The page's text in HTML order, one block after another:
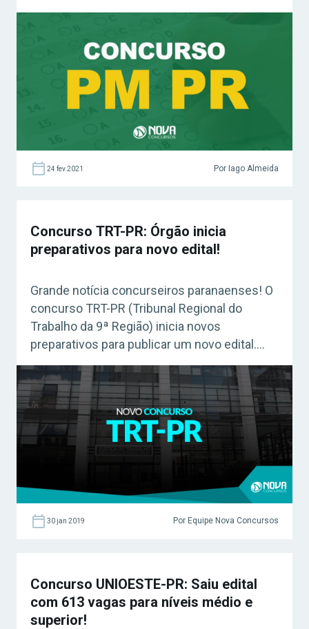
Mauro Moraes, na última segunda-feira (22),
Acesse agora o Curso Grátis INSS 2026!
“Somente após a realização do Concurso
Público […]
24 fev 2021 Por Iago Almeida
Concurso TRT-PR: Órgão inicia
preparativos para novo edital!
Grande notícia concurseiros paranaenses! O
concurso TRT-PR (Tribunal Regional do
Trabalho da 9ª Região) inicia novos
preparativos para publicar um novo edital.
Acesse agora o Curso Grátis INSS 2026!
Preparativos para um novo edital O concurso
TRT-PR prepara para a realização de um novo
certame. A criação de uma Comissão
Examinadora foi submetida ao julgamento […]
30 jan 2019 Por Equipe Nova Concursos
Concurso UNIOESTE-PR: Saiu edital
com 613 vagas para níveis médio e
superior!